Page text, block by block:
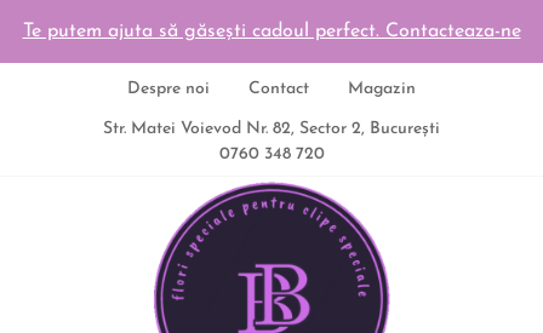
Te putem ajuta să găsești cadoul perfect. Contacteaza-ne
Despre noi Contact Magazin
Str. Matei Voievod Nr. 82, Sector 2, București
0760 348 720